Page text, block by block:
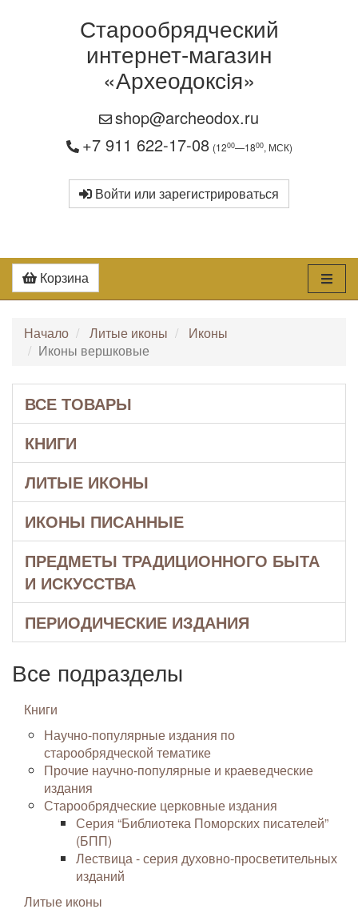
Старообрядческий
интернет-магазин
«Археодоксiя»
shop@archeodox.ru
+7 911 622-17-08 (1200—1800, МСК)
Войти или зарегистрироваться
Корзина
Начало Литые иконы
Иконы
Иконы вершковые
ВСЕ ТОВАРЫ
КНИГИ
ЛИТЫЕ ИКОНЫ
ИКОНЫ ПИСАННЫЕ
ПРЕДМЕТЫ ТРАДИЦИОННОГО БЫТА
И ИСКУССТВА
ПЕРИОДИЧЕСКИЕ ИЗДАНИЯ
Все подразделы
Книги
Научно-популярные издания по
старообрядческой тематике
Прочие научно-популярные и краеведческие
издания
Старообрядческие церковные издания
Серия “Библиотека Поморских писателей”
(БПП)
Лествица - серия духовно-просветительных
изданий
Литые иконы